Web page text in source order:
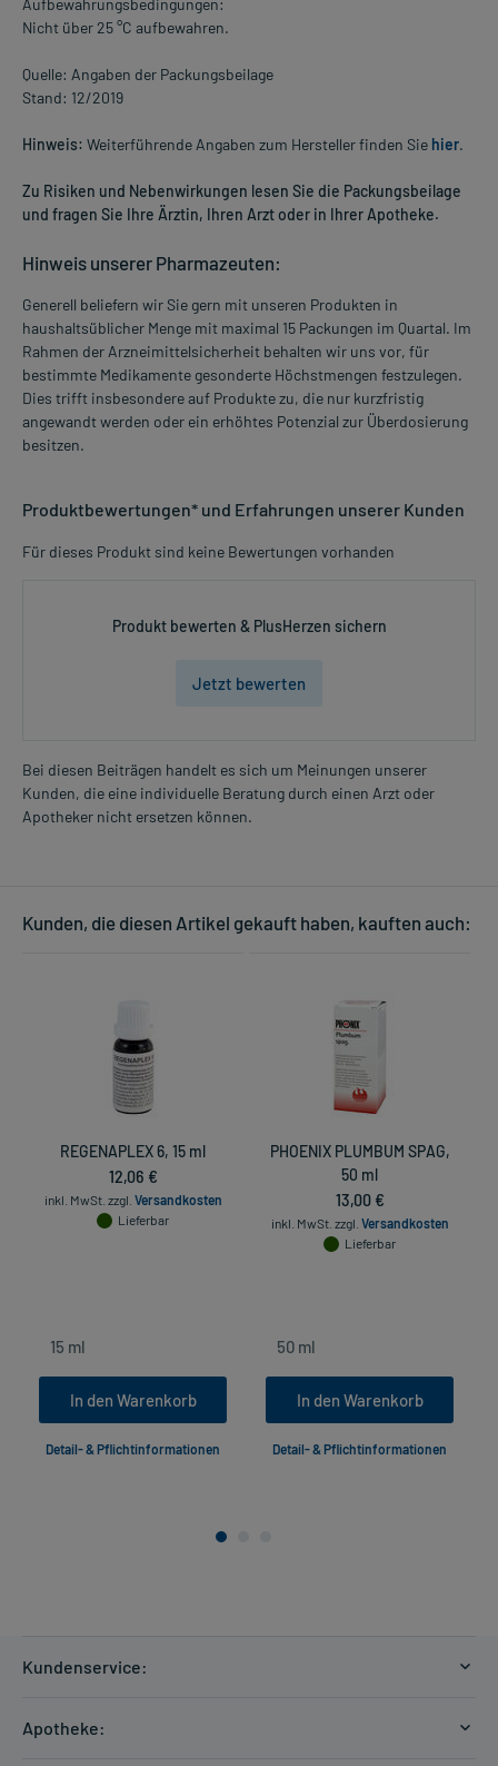
Nicht über 25 °C aufbewahren.
Quelle: Angaben der Packungsbeilage
Stand: 12/2019
Hinweis: Weiterführende Angaben zum Hersteller finden Sie hier.
Zu Risiken und Nebenwirkungen lesen Sie die Packungsbeilage
und fragen Sie Ihre Ärztin, Ihren Arzt oder in Ihrer Apotheke.
Hinweis unserer Pharmazeuten:
Generell beliefern wir Sie gern mit unseren Produkten in
haushaltsüblicher Menge mit maximal 15 Packungen im Quartal. Im
Rahmen der Arzneimittelsicherheit behalten wir uns vor, für
bestimmte Medikamente gesonderte Höchstmengen festzulegen.
Dies trifft insbesondere auf Produkte zu, die nur kurzfristig
angewandt werden oder ein erhöhtes Potenzial zur Überdosierung
besitzen.
Produktbewertungen* und Erfahrungen unserer Kunden
Für dieses Produkt sind keine Bewertungen vorhanden
Produkt bewerten & PlusHerzen sichern
Jetzt bewerten
Bei diesen Beiträgen handelt es sich um Meinungen unserer
Kunden, die eine individuelle Beratung durch einen Arzt oder
Apotheker nicht ersetzen können.
Kunden, die diesen Artikel gekauft haben, kauften auch:
REGENAPLEX 6, 15 ml
12,06 €
inkl. MwSt. zzgl. Versandkosten
Lieferbar
In den Warenkorb
Detail- & Pflichtinformationen
PHOENIX PLUMBUM SPAG,
50 ml
13,00 €
inkl. MwSt. zzgl. Versandkosten
Lieferbar
In den Warenkorb
Detail- & Pflichtinformationen
Kundenservice:
Zahlungsarten
Apotheke: